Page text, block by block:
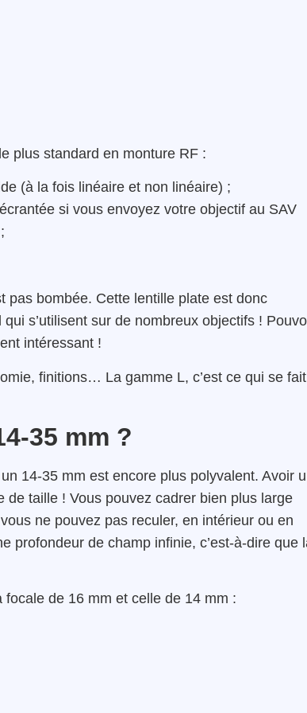
plus standard en monture RF :
(à la fois linéaire et non linéaire) ;
si vous envoyez votre objectif au SAV
pas bombée. Cette lentille plate est donc
s’utilisent sur de nombreux objectifs !
intéressant !
finitions… La gamme L, c’est ce qui se fait
35 mm ?
14-35 mm est encore plus polyvalent. Avoir
de taille ! Vous pouvez cadrer bien plus large
ne pouvez pas reculer, en intérieur ou en
profondeur de champ infinie, c’est-à-dire que
de 16 mm et celle de 14 mm :